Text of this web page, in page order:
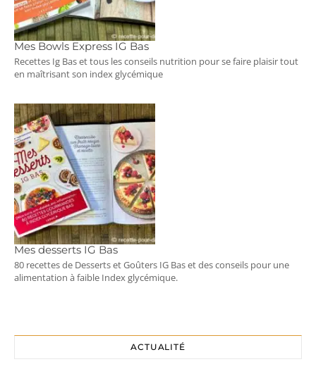
Mes Bowls Express IG Bas
Recettes Ig Bas et tous les conseils nutrition pour se faire plaisir tout
en maîtrisant son index glycémique
Mes desserts IG Bas
80 recettes de Desserts et Goûters IG Bas et des conseils pour une
alimentation à faible Index glycémique.
ACTUALITÉ